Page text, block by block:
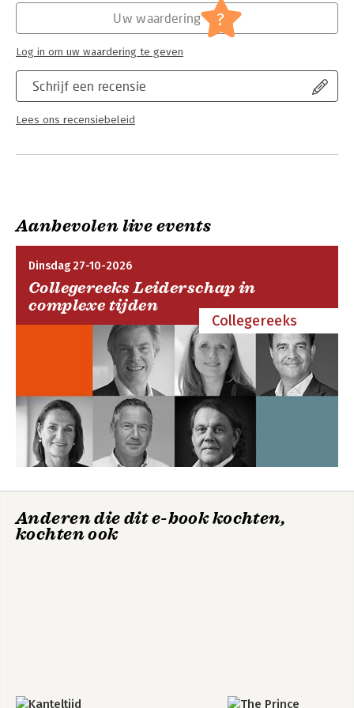
Mens en maatschappij
Schrijf een recensie
Lees ons recensiebeleid
Uw waardering ?
Log in om uw waardering te geven
Aanbevolen live events
Dinsdag 27-10-2026
Collegereeks Leiderschap in
complexe tijden
Collegereeks
Anderen die dit e-book kochten,
kochten ook